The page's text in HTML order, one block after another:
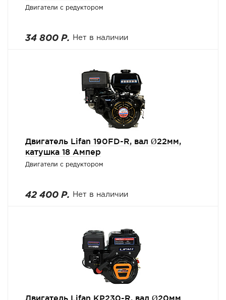
Двигатели с редуктором
34 800 Р. Нет в наличии
Двигатель Lifan 190FD-R, вал Ø22мм,
катушка 18 Ампер
Двигатели с редуктором
42 400 Р. Нет в наличии
Двигатель Lifan KP230-R, вал Ø20мм